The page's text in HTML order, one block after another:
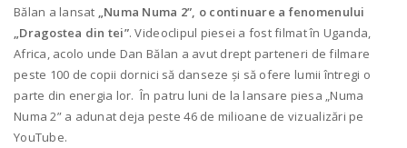
Bălan a lansat „Numa Numa 2”, o continuare a fenomenului
„Dragostea din tei”. Videoclipul piesei a fost filmat în Uganda,
Africa, acolo unde Dan Bălan a avut drept parteneri de filmare
peste 100 de copii dornici să danseze și să ofere lumii întregi o
parte din energia lor. În patru luni de la lansare piesa „Numa
Numa 2” a adunat deja peste 46 de milioane de vizualizări pe
YouTube.